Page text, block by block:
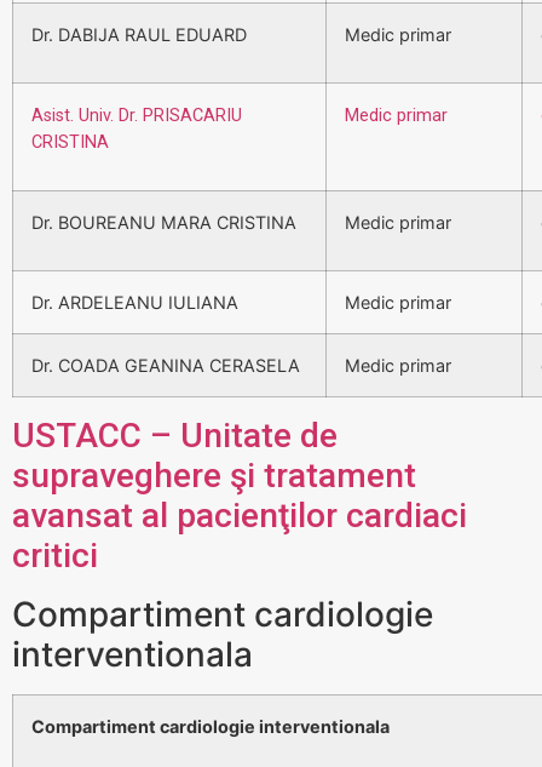
Dr. DABIJA RAUL EDUARD Medic primar
Asist. Univ. Dr. PRISACARIU
CRISTINA
Medic primar
Dr. BOUREANU MARA CRISTINA Medic primar
Dr. ARDELEANU IULIANA Medic primar
Dr. COADA GEANINA CERASELA Medic primar
USTACC – Unitate de
supraveghere şi tratament
avansat al pacienţilor cardiaci
critici
Compartiment cardiologie
interventionala
Compartiment cardiologie interventionala